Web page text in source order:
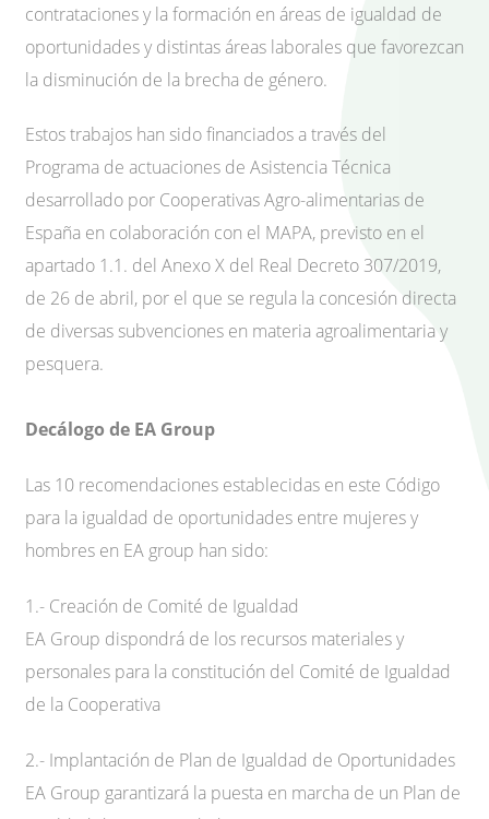
contrataciones y la formación en áreas de igualdad de
oportunidades y distintas áreas laborales que favorezcan
la disminución de la brecha de género.
Estos trabajos han sido financiados a través del
Programa de actuaciones de Asistencia Técnica
desarrollado por Cooperativas Agro-alimentarias de
España en colaboración con el MAPA, previsto en el
apartado 1.1. del Anexo X del Real Decreto 307/2019,
de 26 de abril, por el que se regula la concesión directa
de diversas subvenciones en materia agroalimentaria y
pesquera.
Decálogo de EA Group
Las 10 recomendaciones establecidas en este Código
para la igualdad de oportunidades entre mujeres y
hombres en EA group han sido:
1.- Creación de Comité de Igualdad
EA Group dispondrá de los recursos materiales y
personales para la constitución del Comité de Igualdad
de la Cooperativa
2.- Implantación de Plan de Igualdad de Oportunidades
EA Group garantizará la puesta en marcha de un Plan de